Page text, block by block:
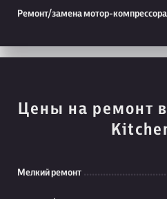
Ремонт/замена мотор-компрессора
Цены на ремонт
Мелкий ремонт